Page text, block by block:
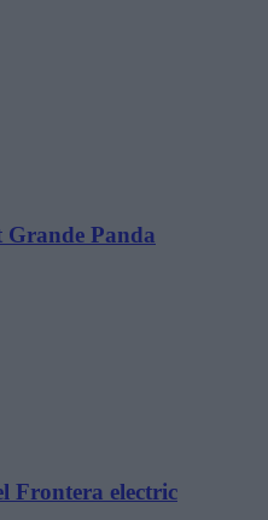
Panda
Frontera electric